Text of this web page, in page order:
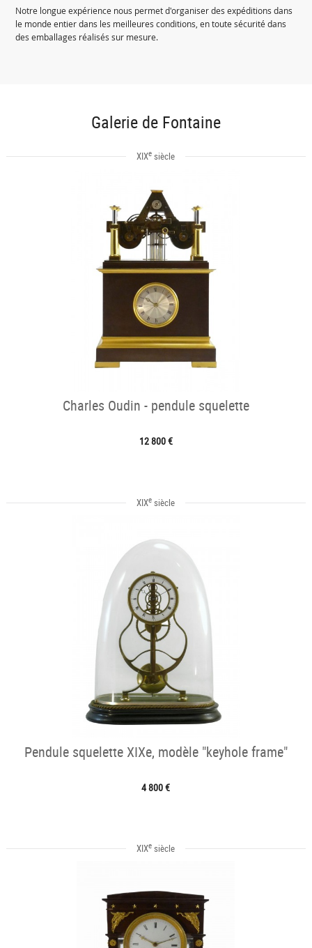
Notre longue expérience nous permet d'organiser des expéditions dans
le monde entier dans les meilleures conditions, en toute sécurité dans
des emballages réalisés sur mesure.
Galerie de Fontaine
XIXe siècle
Charles Oudin - pendule squelette
12 800 €
XIXe siècle
Pendule squelette XIXe, modèle "keyhole frame"
4 800 €
XIXe siècle